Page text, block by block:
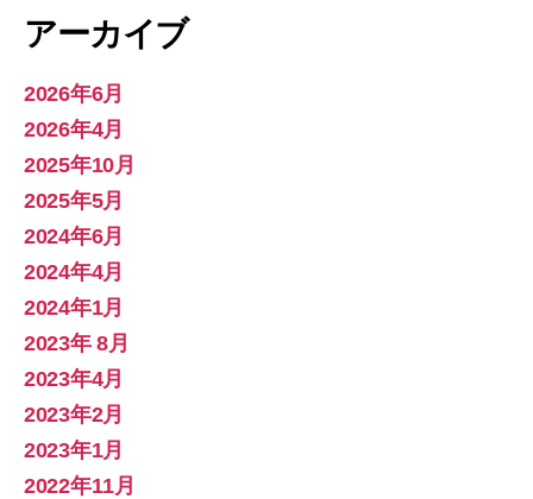
アーカイブ
2026年6月
2026年4月
2025年10月
2025年5月
2024年6月
2024年4月
2024年1月
2023年 8月
2023年4月
2023年2月
2023年1月
2022年11月